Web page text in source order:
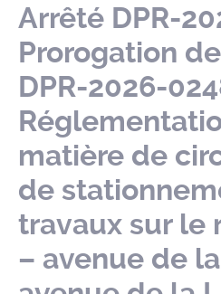
Arrêté DPR-
Prorogation
DPR-2026-
matière de
de
travaux sur le
– avenue de